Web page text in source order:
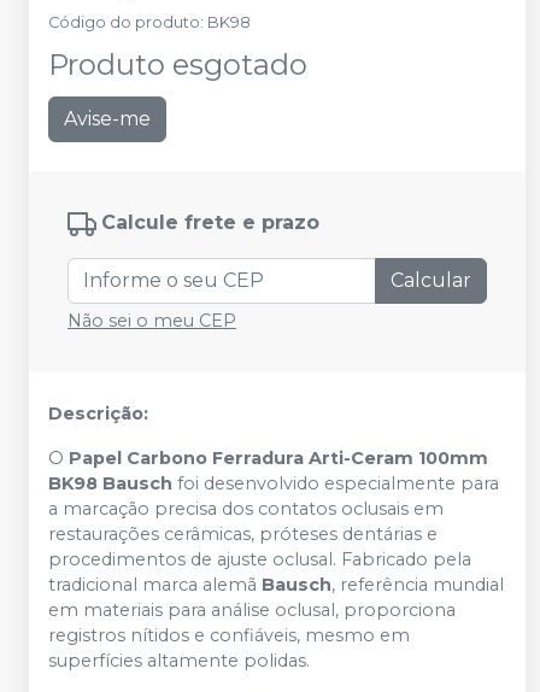
Código do produto: BK98
Produto esgotado
Avise-me
Calcule frete e prazo
Calcular
Não sei o meu CEP
Descrição:
O Papel Carbono Ferradura Arti-Ceram 100mm
BK98 Bausch foi desenvolvido especialmente para
a marcação precisa dos contatos oclusais em
restaurações cerâmicas, próteses dentárias e
procedimentos de ajuste oclusal. Fabricado pela
tradicional marca alemã Bausch, referência mundial
em materiais para análise oclusal, proporciona
registros nítidos e confiáveis, mesmo em
superfícies altamente polidas.